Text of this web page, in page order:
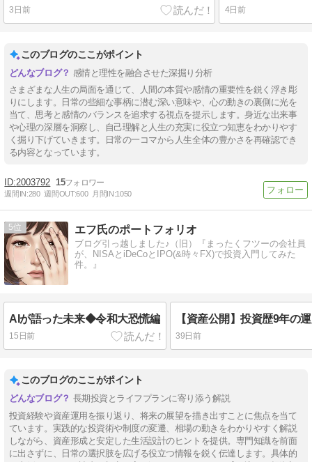
3日前 4日前
このブログのここがポイント
感情と理性を融合させた深掘り分析
さまざまな人生の局面を通じて、人間の本質や感情の重要性を鋭く浮き彫
りにします。日常の些細な事柄に潜む深い意味や、心の動きの裏側に光を
当て、思考と感情のバランスを追求する視点を提示します。身近な出来事
や心理の深層を洞察し、自己理解と人生の充実に役立つ知恵をわかりやす
く掘り下げていきます。日常の一コマから人生全体の豊かさを再確認でき
る内容となっています。
2003792 15
週間IN:280 週間OUT:600 月間IN:1050
5 エフ氏のポートフォリオ
ブログ引っ越しました♪（旧）『まったくフツーの会社員
が、NISAとiDeCoとIPO(&時々FX)で投資入門してみた
件。』
AIが語った未来◆令和大恐慌編
15日前 39日前
このブログのここがポイント
長期投資とライフプランに寄り添う解説
投資経験や資産運用を振り返り、将来の展望を描き出すことに焦点を当て
ています。実践的な投資術や制度の変遷、相場の動きをわかりやすく解説
しながら、資産形成と安定した生活設計のヒントを提供。専門知識を前面
に出さずに、日常の選択肢を広げる役立つ情報を鋭く伝達します。具体的